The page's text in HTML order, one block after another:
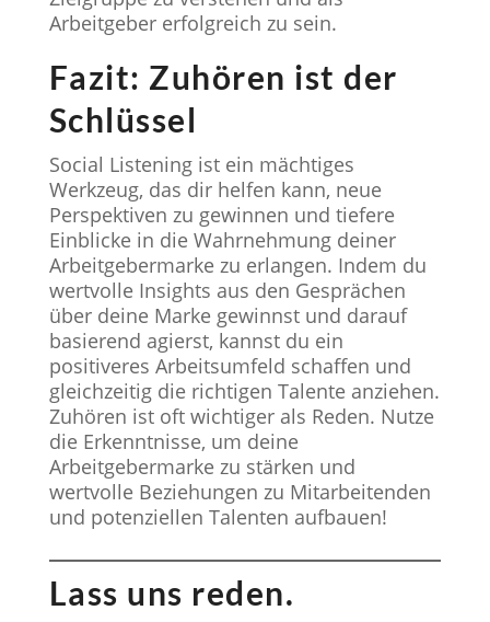
Arbeitgeber erfolgreich zu sein.
Fazit: Zuhören ist der
Schlüssel
Social Listening ist ein mächtiges
Werkzeug, das dir helfen kann, neue
Perspektiven zu gewinnen und tiefere
Einblicke in die Wahrnehmung deiner
Arbeitgebermarke zu erlangen. Indem du
wertvolle Insights aus den Gesprächen
über deine Marke gewinnst und darauf
basierend agierst, kannst du ein
positiveres Arbeitsumfeld schaffen und
gleichzeitig die richtigen Talente anziehen.
Zuhören ist oft wichtiger als Reden. Nutze
die Erkenntnisse, um deine
Arbeitgebermarke zu stärken und
wertvolle Beziehungen zu Mitarbeitenden
und potenziellen Talenten aufbauen!
Lass uns reden.